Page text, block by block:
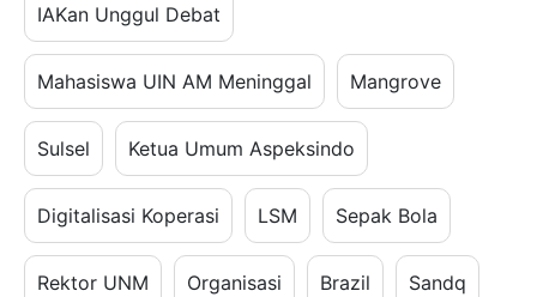
IAKan Unggul Debat
Mahasiswa UIN AM Meninggal Mangrove
Sulsel Ketua Umum Aspeksindo
Digitalisasi Koperasi LSM Sepak Bola
Rektor UNM Organisasi Brazil Sandq